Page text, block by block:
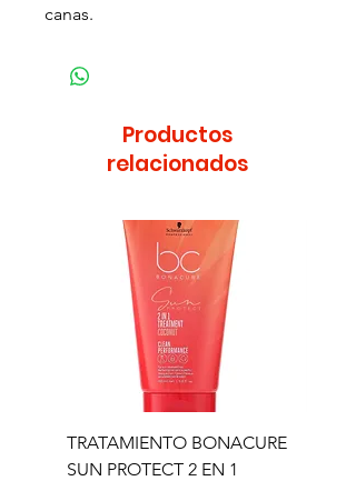
canas.
Productos
relacionados
TRATAMIENTO BONACURE
SUN PROTECT 2 EN 1